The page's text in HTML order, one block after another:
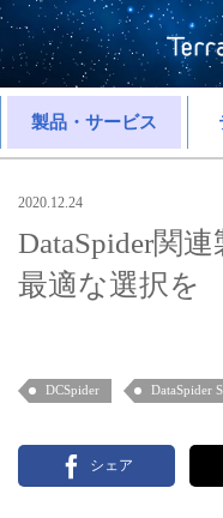
製品・サービス
2020.12.24
DataSpider関
最適な選択を
DCSpider DataSpider
シェア